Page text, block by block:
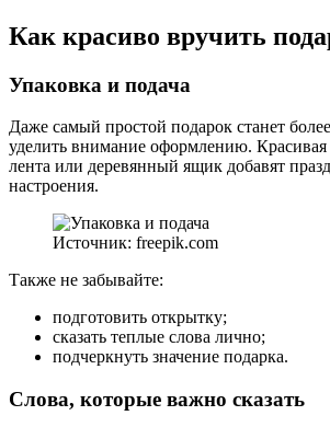
Как красиво вручить
Упаковка и подача
Даже самый простой подарок станет
уделить внимание оформлению. Красивая
лента или деревянный ящик добавят
настроения.
Источник: freepik.com
Также не забывайте:
подготовить открытку;
сказать теплые слова лично;
подчеркнуть значение подарка.
Слова, которые важно сказать